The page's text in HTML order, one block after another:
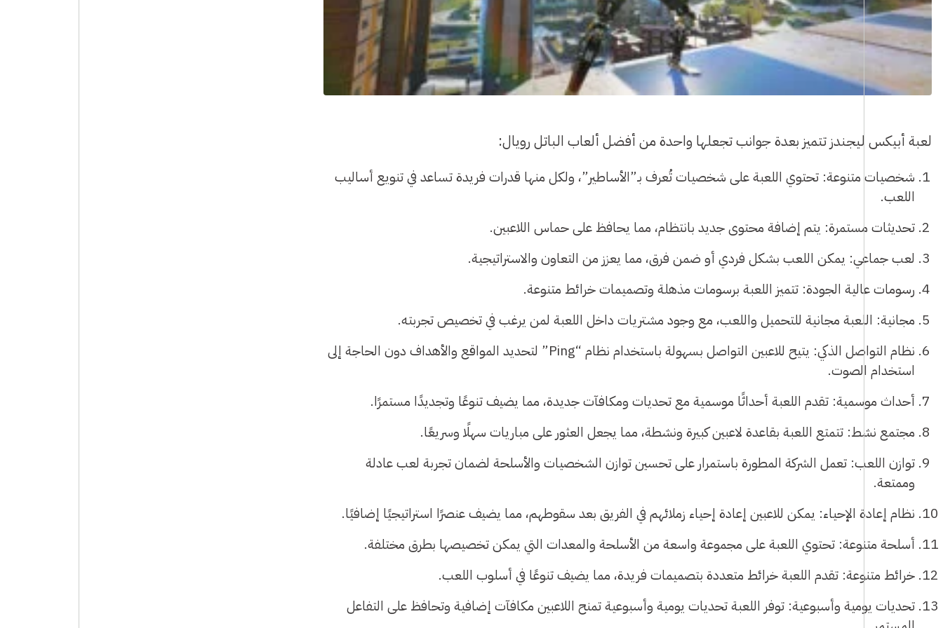
لعبة أبيكس ليجندز تتميز بعدة جوانب تجعلها واحدة من أفضل ألعاب الباتل رويال:
شخصيات متنوعة: تحتوي اللعبة على شخصيات تُعرف بـ”الأساطير”، ولكل منها قدرات فريدة تساعد في تنويع أساليب
اللعب.
تحديثات مستمرة: يتم إضافة محتوى جديد بانتظام، مما يحافظ على حماس اللاعبين.
لعب جماعي: يمكن اللعب بشكل فردي أو ضمن فرق، مما يعزز من التعاون والاستراتيجية.
رسومات عالية الجودة: تتميز اللعبة برسومات مذهلة وتصميمات خرائط متنوعة.
مجانية: اللعبة مجانية للتحميل واللعب، مع وجود مشتريات داخل اللعبة لمن يرغب في تخصيص تجربته.
نظام التواصل الذكي: يتيح للاعبين التواصل بسهولة باستخدام نظام “Ping” لتحديد المواقع والأهداف دون الحاجة إلى
استخدام الصوت.
أحداث موسمية: تقدم اللعبة أحداثًا موسمية مع تحديات ومكافآت جديدة، مما يضيف تنوعًا وتجديدًا مستمرًا.
مجتمع نشط: تتمتع اللعبة بقاعدة لاعبين كبيرة ونشطة، مما يجعل العثور على مباريات سهلًا وسريعًا.
توازن اللعب: تعمل الشركة المطورة باستمرار على تحسين توازن الشخصيات والأسلحة لضمان تجربة لعب عادلة
وممتعة.
نظام إعادة الإحياء: يمكن للاعبين إعادة إحياء زملائهم في الفريق بعد سقوطهم، مما يضيف عنصرًا استراتيجيًا إضافيًا.
أسلحة متنوعة: تحتوي اللعبة على مجموعة واسعة من الأسلحة والمعدات التي يمكن تخصيصها بطرق مختلفة.
خرائط متنوعة: تقدم اللعبة خرائط متعددة بتصميمات فريدة، مما يضيف تنوعًا في أسلوب اللعب.
تحديات يومية وأسبوعية: توفر اللعبة تحديات يومية وأسبوعية تمنح اللاعبين مكافآت إضافية وتحافظ على التفاعل